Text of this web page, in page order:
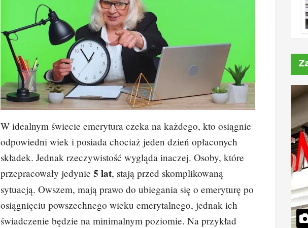
W idealnym świecie emerytura czeka na każdego, kto osiągnie
odpowiedni wiek i posiada chociaż jeden dzień opłaconych
składek. Jednak rzeczywistość wygląda inaczej. Osoby, które
przepracowały jedynie 5 lat, stają przed skomplikowaną
sytuacją. Owszem, mają prawo do ubiegania się o emeryturę po
osiągnięciu powszechnego wieku emerytalnego, jednak ich
świadczenie będzie na minimalnym poziomie. Na przykład